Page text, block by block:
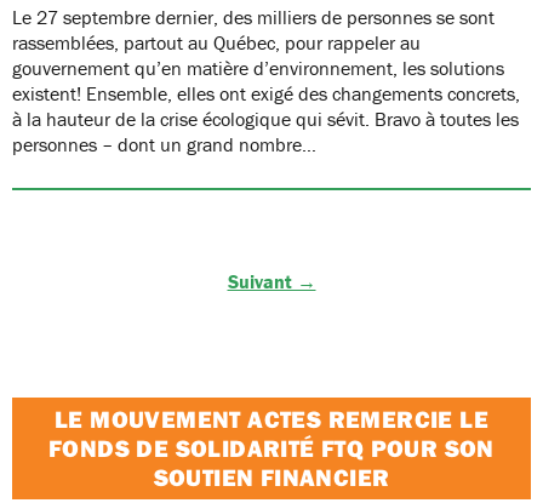
Le 27 septembre dernier, des milliers de personnes se sont
rassemblées, partout au Québec, pour rappeler au
gouvernement qu’en matière d’environnement, les solutions
existent! Ensemble, elles ont exigé des changements concrets,
à la hauteur de la crise écologique qui sévit. Bravo à toutes les
personnes – dont un grand nombre…
Suivant →
LE MOUVEMENT ACTES REMERCIE LE
FONDS DE SOLIDARITÉ FTQ POUR SON
SOUTIEN FINANCIER